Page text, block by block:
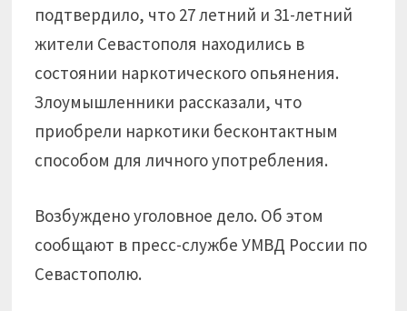
подтвердило, что 27 летний и 31-летний
жители Севастополя находились в
состоянии наркотического опьянения.
Злоумышленники рассказали, что
приобрели наркотики бесконтактным
способом для личного употребления.
Возбуждено уголовное дело. Об этом
сообщают в пресс-службе УМВД России по
Севастополю.